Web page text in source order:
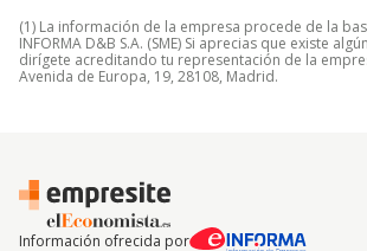
(1) La información de la empresa procede de la
INFORMA D&B S.A. (SME) Si aprecias que existe
dirígete acreditando tu representación de la
Avenida de Europa, 19, 28108, Madrid.
Información ofrecida por